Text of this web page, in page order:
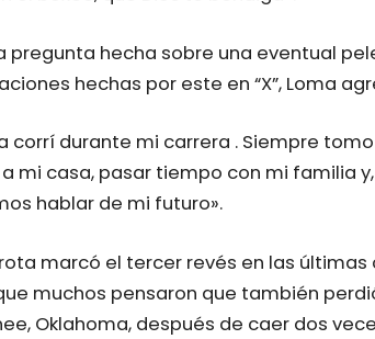
pregunta hecha sobre una eventual
hechas por este en “X”, Loma
corrí durante mi carrera . Siempre
mi casa, pasar tiempo con mi familia
hablar de mi futuro».
marcó el tercer revés en las
muchos pensaron que también
Oklahoma, después de caer dos